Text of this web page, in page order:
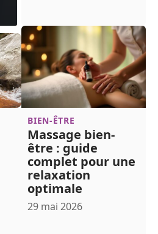
BIEN-ÊTRE
Massage bien-
être : guide
complet pour une
relaxation
optimale
29 mai 2026